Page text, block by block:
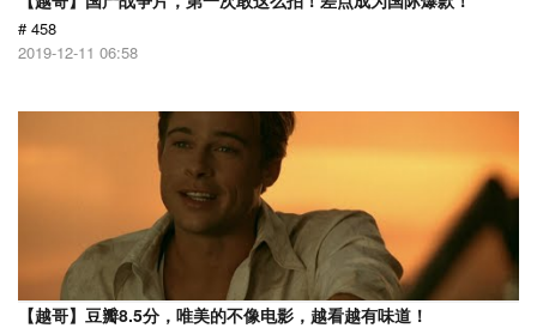
# 458
2019-12-11 06:58
【越哥】豆瓣8.5分，唯美的不像电影，越看越有味道！